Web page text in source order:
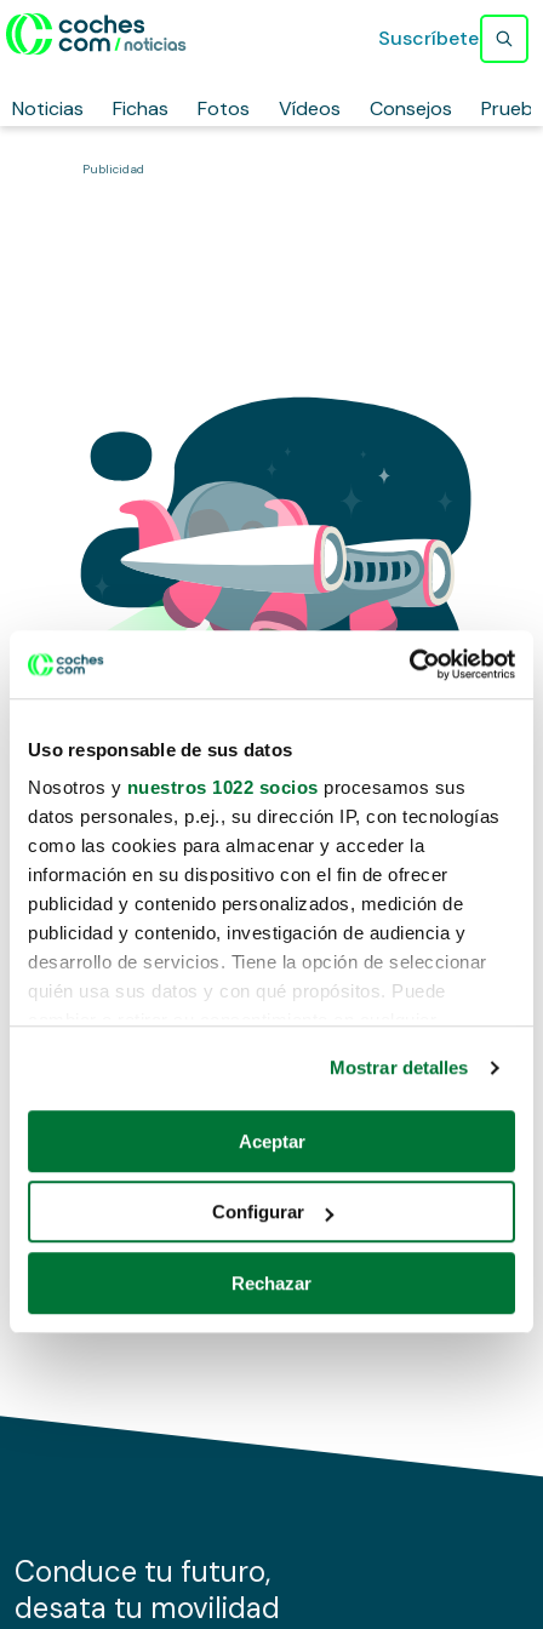
Uso responsable de sus datos
Nosotros y nuestros 1022 socios procesamos sus
datos personales, p.ej., su dirección IP, con tecnologías
como las cookies para almacenar y acceder la
información en su dispositivo con el fin de ofrecer
publicidad y contenido personalizados, medición de
publicidad y contenido, investigación de audiencia y
desarrollo de servicios. Tiene la opción de seleccionar
quién usa sus datos y con qué propósitos. Puede
Si lo permite, también quisiéramos:
Recopilar información sobre su ubicación geográfica
Identificar su dispositivo analizándolo activamente
para buscar características específicas (huellas
Obtenga más información sobre cómo se procesan sus
de cookies.
información sobre el uso que haga del sitio web con
nuestros partners de redes sociales, publicidad y análisis
Mostrar detalles
Aceptar
Configurar
Rechazar
Noticias Fichas Fotos Vídeos Consejos
Suscríbete
Publicidad
Lo sentimos, no sabemos como
te hemos traido hasta aquí.
Pero puedes encontrar el coche que estás
buscando en alguno de estos enlaces:
Coches de segunda mano
Coches de km0
Conduce tu futuro,
desata tu movilidad